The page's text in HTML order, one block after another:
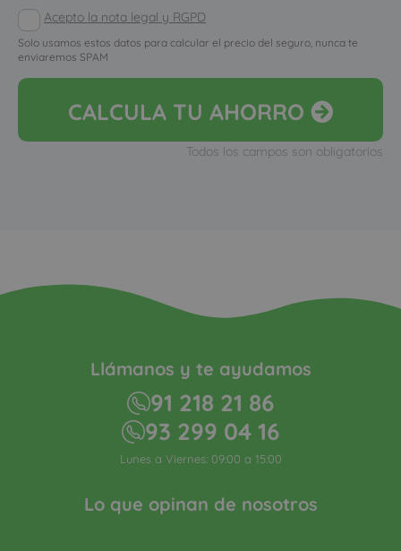
Acepto la nota legal y RGPD
Solo usamos estos datos para calcular el precio del seguro, nunca te
enviaremos SPAM
CALCULA TU AHORRO
Todos los campos son obligatorios
Lo que opinan de nosotros
Llámanos y te ayudamos
91 218 21 86
93 299 04 16
Lunes a Viernes: 09:00 a 15:00